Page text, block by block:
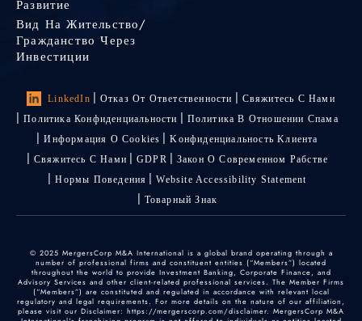
Развитие
Вид На Жительство/
Гражданство Через
Инвестиции
LinkedIn Отказ От Ответственности
Свяжитесь С Нами
Политика Конфиденциальности
Политика В Отношении Спама
Информация О Cookies
Kонфиденциальность Kлиента
Свяжитесь С Нами
GDPR
Закон О Современном Рабстве
Нормы Поведения
Website Accessibility Statement
Товарный Знак
© 2025 MergersCorp M&A International is a global brand operating through a
number of professional firms and constituent entities (“Members”) located
throughout the world to provide Investment Banking, Corporate Finance, and
Advisory Services and other client-related professional services. The Member Firms
(“Members”) are constituted and regulated in accordance with relevant local
regulatory and legal requirements. For more details on the nature of our affiliation,
please visit our Disclaimer: https://mergerscorp.com/disclaimer. MergersCorp M&A